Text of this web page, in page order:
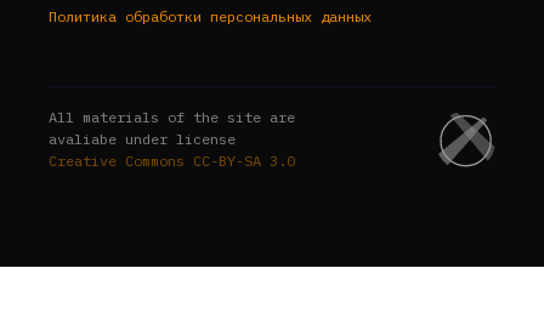
Политика обработки персональных данных
All materials of the site are
avaliabe under license
Creative Commons СС-BY-SA 3.0